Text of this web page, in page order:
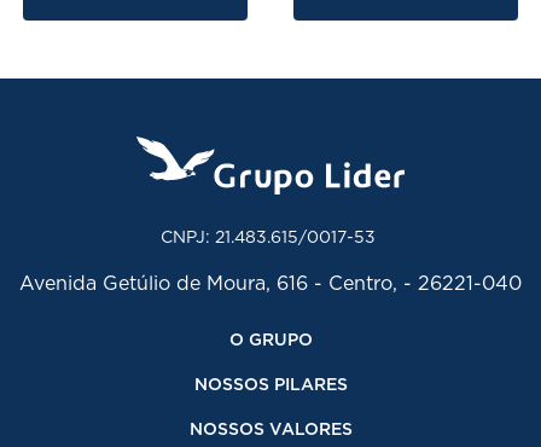
CNPJ: 21.483.615/0017-53
Avenida Getúlio de Moura, 616 - Centro, - 26221-040
O GRUPO
NOSSOS PILARES
NOSSOS VALORES